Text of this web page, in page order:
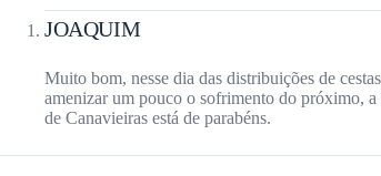
JOAQUIM
Muito bom, nesse dia das distribuições de
amenizar um pouco o sofrimento do próximo,
de Canavieiras está de parabéns.